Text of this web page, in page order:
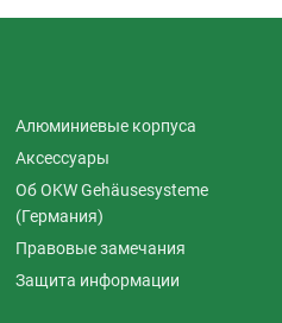
Алюминиевые корпуса
Аксессуары
Об OKW Gehäusesysteme
(Германия)
Правовые замечания
Защита информации